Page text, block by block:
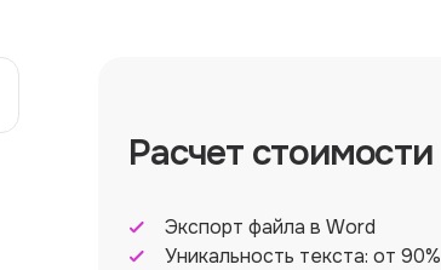
Расчет стоимости
Экспорт файла в Word
Уникальность текста: от 90%